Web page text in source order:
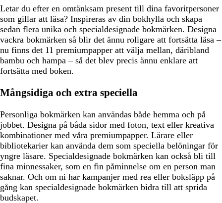
Letar du efter en omtänksam present till dina favoritpersoner
som gillar att läsa? Inspireras av din bokhylla och skapa
sedan flera unika och specialdesignade bokmärken. Designa
vackra bokmärken så blir det ännu roligare att fortsätta läsa –
nu finns det 11 premiumpapper att välja mellan, däribland
bambu och hampa – så det blev precis ännu enklare att
fortsätta med boken.
Mångsidiga och extra speciella
Personliga bokmärken kan användas både hemma och på
jobbet. Designa på båda sidor med foton, text eller kreativa
kombinationer med våra premiumpapper. Lärare eller
bibliotekarier kan använda dem som speciella belöningar för
yngre läsare. Specialdesignade bokmärken kan också bli till
fina minnessaker, som en fin påminnelse om en person man
saknar. Och om ni har kampanjer med rea eller boksläpp på
gång kan specialdesignade bokmärken bidra till att sprida
budskapet.